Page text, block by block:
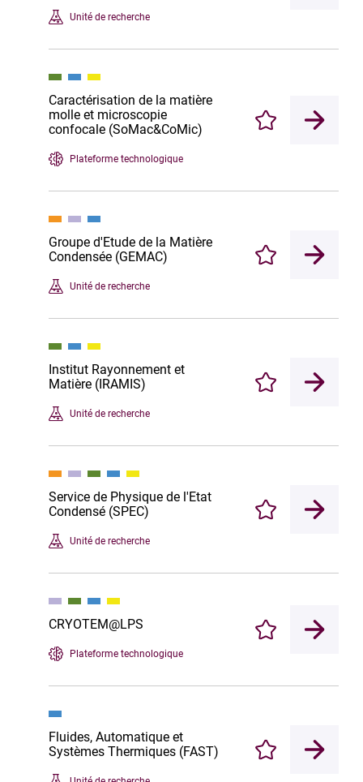
Unité de recherche
Caractérisation de la matière
molle et microscopie
confocale (SoMac&CoMic)
Plateforme technologique
Enregistrer
Groupe d'Etude de la Matière
Condensée (GEMAC)
Unité de recherche
Enregistrer
Institut Rayonnement et
Matière (IRAMIS)
Unité de recherche
Enregistrer
Service de Physique de l'Etat
Condensé (SPEC)
Unité de recherche
Enregistrer
CRYOTEM@LPS
Plateforme technologique
Enregistrer
Fluides, Automatique et
Systèmes Thermiques (FAST)
Enregistrer